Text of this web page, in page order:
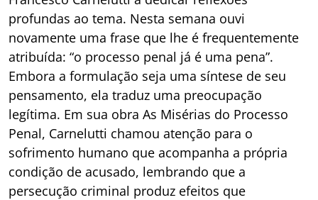
profundas ao tema. Nesta semana ouvi
novamente uma frase que lhe é frequentemente
atribuída: “o processo penal já é uma pena”.
Embora a formulação seja uma síntese de seu
pensamento, ela traduz uma preocupação
legítima. Em sua obra As Misérias do Processo
Penal, Carnelutti chamou atenção para o
sofrimento humano que acompanha a própria
condição de acusado, lembrando que a
persecução criminal produz efeitos que